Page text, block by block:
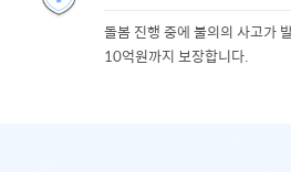
돌봄 진행 중에 불의의 사고가
10억원까지 보장합니다.